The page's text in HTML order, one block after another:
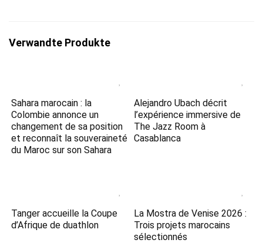
Verwandte Produkte
Sahara marocain : la
Colombie annonce un
changement de sa position
et reconnaît la souveraineté
du Maroc sur son Sahara
Alejandro Ubach décrit
l’expérience immersive de
The Jazz Room à
Casablanca
Tanger accueille la Coupe
d’Afrique de duathlon
La Mostra de Venise 2026 :
Trois projets marocains
sélectionnés